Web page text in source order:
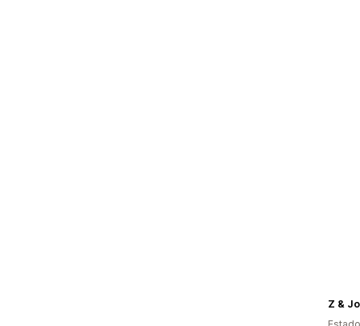
Z &